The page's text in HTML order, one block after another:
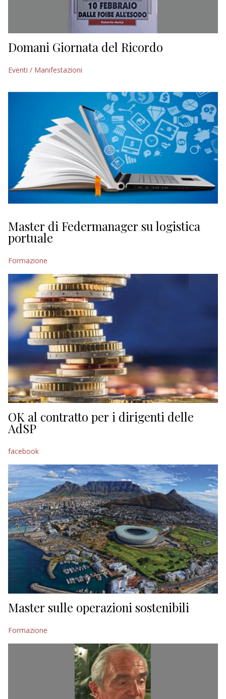
Domani Giornata del Ricordo
Eventi / Manifestazioni
Master di Federmanager su logistica
portuale
Formazione
OK al contratto per i dirigenti delle
AdSP
facebook
Master sulle operazioni sostenibili
Formazione